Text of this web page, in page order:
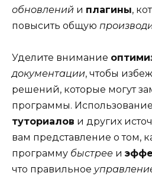
обновлений и плагины,
повысить общую
Уделите внимание
документации, чтобы
решений, которые могут
программы. Использование
туториалов и других
вам представление о том,
программу быстрее и
что правильное